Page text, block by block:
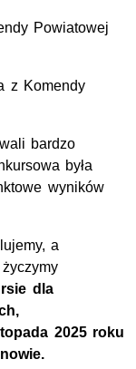
Powiatowej
z Komendy
bardzo
była
wyników
a
dla
2025 roku